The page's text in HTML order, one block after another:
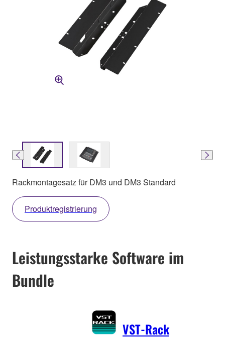
Rackmontagesatz für DM3 und DM3 Standard
Produktregistrierung
Leistungsstarke Software im
Bundle
VST-Rack